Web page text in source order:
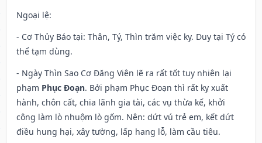
Ngoại lệ:
- Cơ Thủy Báo tại: Thân, Tý, Thìn trăm việc kỵ. Duy tại Tý có
thể tạm dùng.
- Ngày Thìn Sao Cơ Đăng Viên lẽ ra rất tốt tuy nhiên lại
phạm Phục Đoạn. Bởi phạm Phục Đoạn thì rất kỵ xuất
hành, chôn cất, chia lãnh gia tài, các vụ thừa kế, khởi
công làm lò nhuộm lò gốm. Nên: dứt vú trẻ em, kết dứt
điều hung hại, xây tường, lấp hang lỗ, làm cầu tiêu.